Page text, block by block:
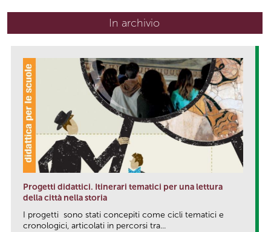
In archivio
Progetti didattici. Itinerari tematici per una lettura
della città nella storia
I progetti sono stati concepiti come cicli tematici e
cronologici, articolati in percorsi tra...